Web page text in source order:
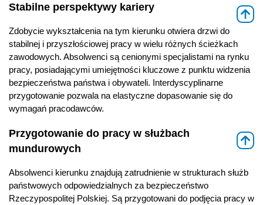
Stabilne perspektywy kariery
Zdobycie wykształcenia na tym kierunku otwiera drzwi do
stabilnej i przyszłościowej pracy w wielu różnych ścieżkach
zawodowych. Absolwenci są cenionymi specjalistami na rynku
pracy, posiadającymi umiejętności kluczowe z punktu widzenia
bezpieczeństwa państwa i obywateli. Interdyscyplinarne
przygotowanie pozwala na elastyczne dopasowanie się do
wymagań pracodawców.
Przygotowanie do pracy w służbach
mundurowych
Absolwenci kierunku znajdują zatrudnienie w strukturach służb
państwowych odpowiedzialnych za bezpieczeństwo
Rzeczypospolitej Polskiej. Są przygotowani do podjęcia pracy w